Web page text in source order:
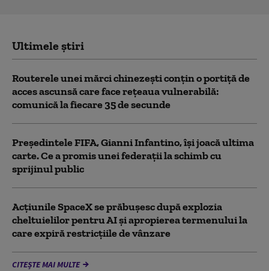
Ultimele știri
Routerele unei mărci chinezești conțin o portiță de
acces ascunsă care face rețeaua vulnerabilă:
comunică la fiecare 35 de secunde
Președintele FIFA, Gianni Infantino, îşi joacă ultima
carte. Ce a promis unei federații la schimb cu
sprijinul public
Acţiunile SpaceX se prăbuşesc după explozia
cheltuielilor pentru AI şi apropierea termenului la
care expiră restricţiile de vânzare
CITEȘTE MAI MULTE